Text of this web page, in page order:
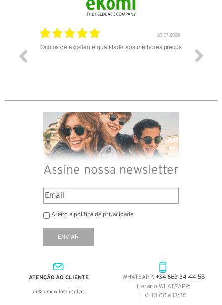
23.07.2026
Óculos de excelente qualidade aos melhores preços
Assine nossa newsletter
Aceito a política de privacidade
ENVIAR
ATENÇÃO AO CLIENTE
oi@comoculosdesol.pt
WHATSAPP: +34 663 34 44 55
Horario WHATSAPP:
L-V: 10:00 a 13:30